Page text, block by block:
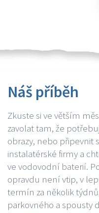
Náš příběh
Zkuste si ve větším
zavolat tam, že
obrazy, nebo připevnit
instalatérské firmy a
ve vodovodní baterií.
opravdu není vtip, v
termín za několik
parkovného a spousty